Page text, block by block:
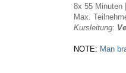
8x 55 Minuten
Max.
Kursleitung:
NOTE: Man